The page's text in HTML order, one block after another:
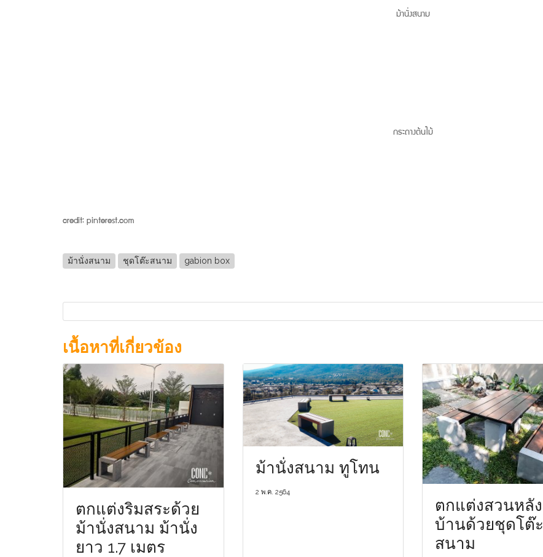
ม้านั่งสนาม
กระถางต้นไม้
credit: pinterest.com
ม้านั่งสนาม ชุดโต๊ะสนาม gabion box
เนื้อหาที่เกี่ยวข้อง
ตกแต่งริมสระด้วย
ม้านั่งสนาม ม้านั่ง
ยาว 1.7 เมตร
ม้านั่งสนาม ทูโทน
2 พ.ค. 2564
ตกแต่งสวนหลัง
บ้านด้วยชุดโต๊ะ
สนาม